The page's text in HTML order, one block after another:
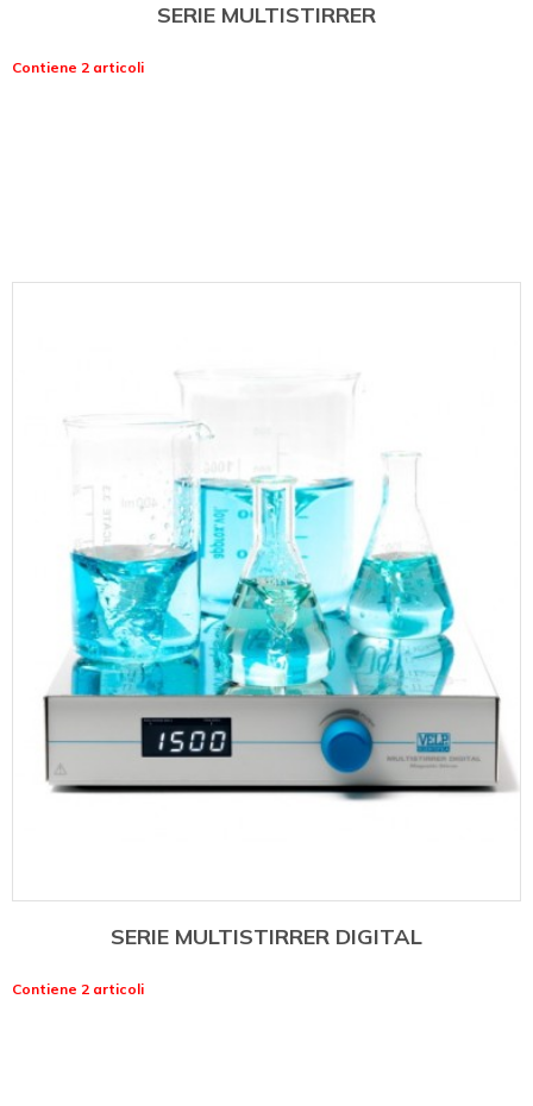
SERIE MULTISTIRRER
Contiene 2 articoli
SERIE MULTISTIRRER DIGITAL
Contiene 2 articoli